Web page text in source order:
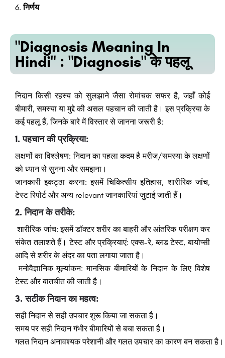
निर्णय
"Diagnosis Meaning In
Hindi" : "Diagnosis" के पहलू
निदान किसी रहस्य को सुलझाने जैसा रोमांचक सफर है, जहाँ कोई
बीमारी, समस्या या मुद्दे की असल पहचान की जाती है। इस प्रक्रिया के
कई पहलू हैं, जिनके बारे में विस्तार से जानना जरूरी है:
1. पहचान की प्रक्रिया:
लक्षणों का विश्लेषण: निदान का पहला कदम है मरीज/समस्या के लक्षणों
को ध्यान से सुनना और समझना।
जानकारी इकट्ठा करना: इसमें चिकित्सीय इतिहास, शारीरिक जांच,
टेस्ट रिपोर्ट और अन्य relevant जानकारियां जुटाई जाती हैं।
2. निदान के तरीके:
शारीरिक जांच: इसमें डॉक्टर शरीर का बाहरी और आंतरिक परीक्षण कर
संकेत तलाशते हैं। टेस्ट और प्रक्रियाएं: एक्स-रे, ब्लड टेस्ट, बायोप्सी
आदि से शरीर के अंदर का पता लगाया जाता है।
मनोवैज्ञानिक मूल्यांकन: मानसिक बीमारियों के निदान के लिए विशेष
टेस्ट और बातचीत की जाती है।
3.सटीकनिदानकामहत्व:
सहीनिदानसेसहीउपचारशुरूकियाजासकताहै।
समयपरसहीनिदानगंभीरबीमारियोंसेबचासकताहै।
गलतनिदानअनावश्यकपरेशानी औरगलतउपचारकाकारणबनसकताहै।